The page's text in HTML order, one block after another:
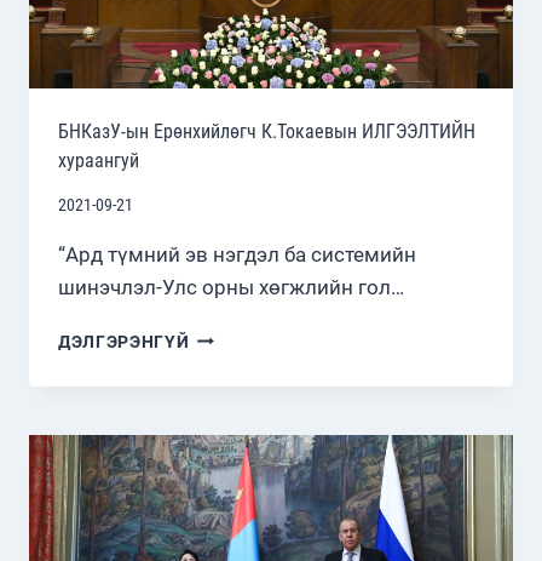
БНКазУ-ын Ерөнхийлөгч К.Токаевын ИЛГЭЭЛТИЙН
хураангуй
2021-09-21
“Ард түмний эв нэгдэл ба системийн
шинэчлэл-Улс орны хөгжлийн гол…
ДЭЛГЭРЭНГҮЙ БНКАЗУ-
ЕРӨНХИЙЛӨГЧ
ИЛГЭЭЛТИЙН
ХУРААНГУЙ